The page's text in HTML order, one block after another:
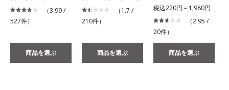
（3.99 /
527件）
商品を選ぶ
（1.7 /
210件）
商品を選ぶ
税込220円～1,980円
（2.95 /
20件）
商品を選ぶ